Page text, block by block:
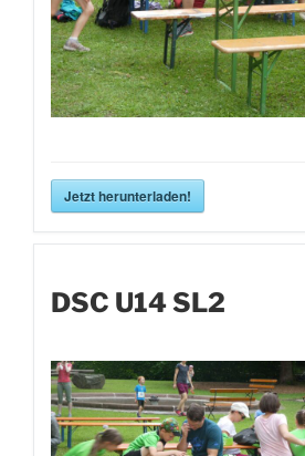
Jetzt herunterladen!
DSC U14 SL2